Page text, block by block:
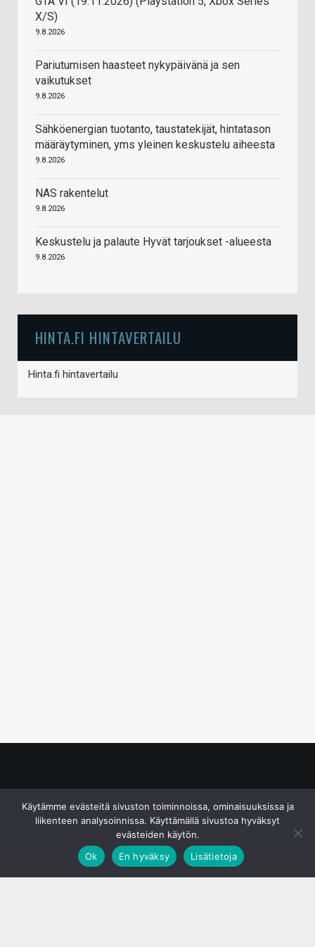
X/S)
9.8.2026
Pariutumisen haasteet nykypäivänä ja sen
vaikutukset
9.8.2026
Sähköenergian tuotanto, taustatekijät, hintatason
määräytyminen, yms yleinen keskustelu aiheesta
9.8.2026
NAS rakentelut
9.8.2026
Keskustelu ja palaute Hyvät tarjoukset -alueesta
9.8.2026
HINTA.FI HINTAVERTAILU
Hinta.fi hintavertailu
Käytämme evästeitä sivuston toiminnoissa, ominaisuuksissa ja
liikenteen analysoinnissa. Käyttämällä sivustoa hyväksyt
evästeiden käytön.
Ok
En hyväksy Lisätietoja